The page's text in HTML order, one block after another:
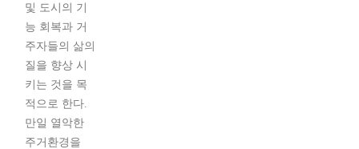
및 도시의 기
능 회복과 거
주자들의 삶의
질을 향상 시
키는 것을 목
적으로 한다.
만일 열악한
주거환경을